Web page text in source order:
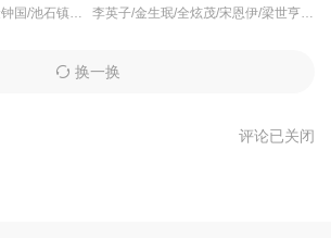
20251108
刘在石/河东勋/李光洙/金钟国/池石镇/姜熙建/宋智孝/ 李英子/金生珉/全炫茂/宋恩伊/梁世亨/洪真英/柳炳宰/
换一换
评论已关闭